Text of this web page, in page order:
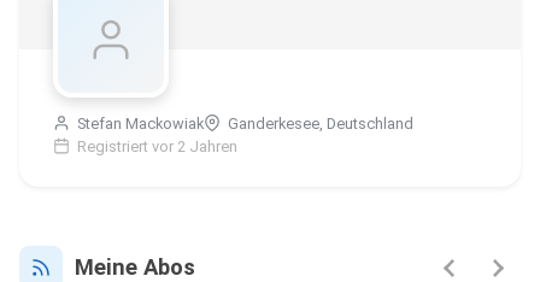
Stefan Mackowiak
Ganderkesee, Deutschland
Registriert vor 2 Jahren
Meine Abos